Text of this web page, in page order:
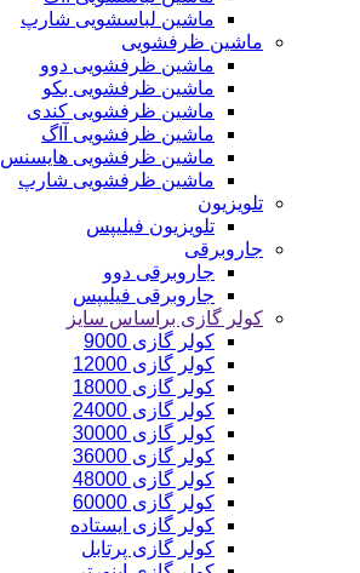
ماشین لباسشویی شارپ
ماشین ظرفشویی
ماشین ظرفشویی دوو
ماشین ظرفشویی بکو
ماشین ظرفشویی کندی
ماشین ظرفشویی آاگ
ماشین ظرفشویی هایسنس
ماشین ظرفشویی شارپ
تلویزیون
تلویزیون فیلیپس
جاروبرقی
جاروبرقی دوو
جاروبرقی فیلیپس
کولر گازی براساس سایز
کولر گازی 9000
کولر گازی 12000
کولر گازی 18000
کولر گازی 24000
کولر گازی 30000
کولر گازی 36000
کولر گازی 48000
کولر گازی 60000
کولر گازی ایستاده
کولر گازی پرتابل